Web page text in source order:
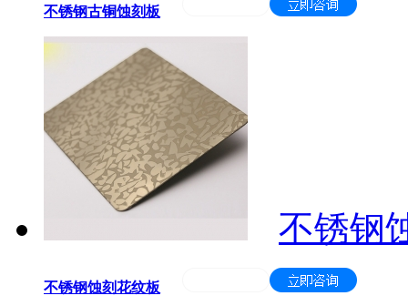
不锈钢古铜蚀刻板
不锈钢
不锈钢蚀刻花纹板